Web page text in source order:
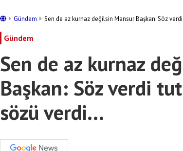
Gündem Sen de az kurnaz değilsin Mansur Başkan: Söz
Gündem
Sen de az kurnaz
Başkan: Söz verdi
sözü verdi...